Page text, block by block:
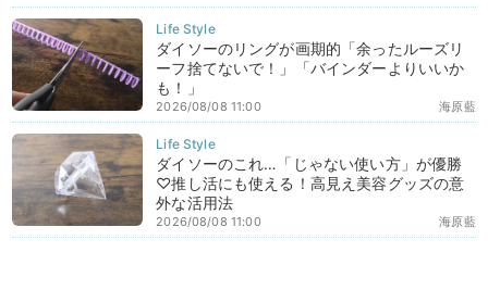
ダイソーのリングが画期的「余ったルーズリ
ーフ捨てないで！」「バインダーよりいいか
も！」
海原藍
2026/08/08 11:00
ダイソーのこれ…「じゃない使い方」が優勝
♡推し活にも使える！高見え美容グッズの意
外な活用法
海原藍
2026/08/08 11:00